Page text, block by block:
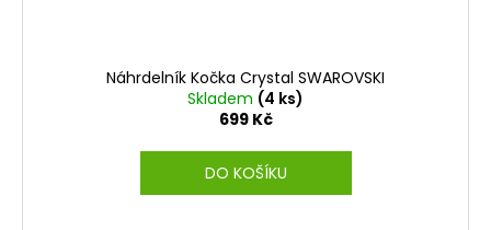
Náhrdelník Kočka Crystal SWAROVSKI
Skladem (4 ks)
699 Kč
DO KOŠÍKU